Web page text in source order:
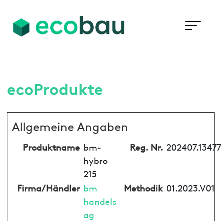
ecoProdukte
Allgemeine Angaben
Produktname bm-
hybro
215
Reg. Nr. 202407.13477
Firma/Händler bm
handels
ag
Methodik 01.2023.V01